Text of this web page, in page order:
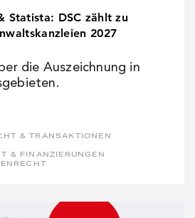
Statista: DSC zählt zu
2027
die Auszeichnung in
& TRANSAKTIONEN
& FINANZIERUNGEN